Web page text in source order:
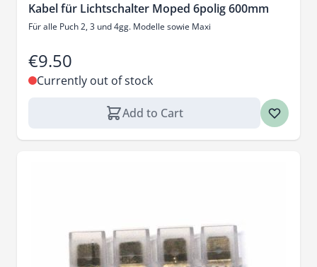
Kabel für Lichtschalter Moped 6polig 600mm
Für alle Puch 2, 3 und 4gg. Modelle sowie Maxi
€9.50
Currently out of stock
Add to Cart